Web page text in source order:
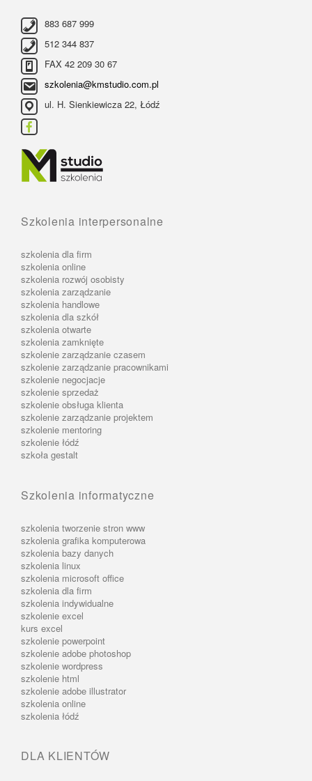
883 687 999
512 344 837
FAX 42 209 30 67
szkolenia@kmstudio.com.pl
ul. H. Sienkiewicza 22, Łódź
Szkolenia interpersonalne
szkolenia dla firm
szkolenia online
szkolenia rozwój osobisty
szkolenia zarządzanie
szkolenia handlowe
szkolenia dla szkół
szkolenia otwarte
szkolenia zamknięte
szkolenie zarządzanie czasem
szkolenie zarządzanie pracownikami
szkolenie negocjacje
szkolenie sprzedaż
szkolenie obsługa klienta
szkolenie zarządzanie projektem
szkolenie mentoring
szkolenie łódź
szkoła gestalt
Szkolenia informatyczne
szkolenia tworzenie stron www
szkolenia grafika komputerowa
szkolenia bazy danych
szkolenia linux
szkolenia microsoft office
szkolenia dla firm
szkolenia indywidualne
szkolenie excel
kurs excel
szkolenie powerpoint
szkolenie adobe photoshop
szkolenie wordpress
szkolenie html
szkolenie adobe illustrator
szkolenia online
szkolenia łódź
DLA KLIENTÓW